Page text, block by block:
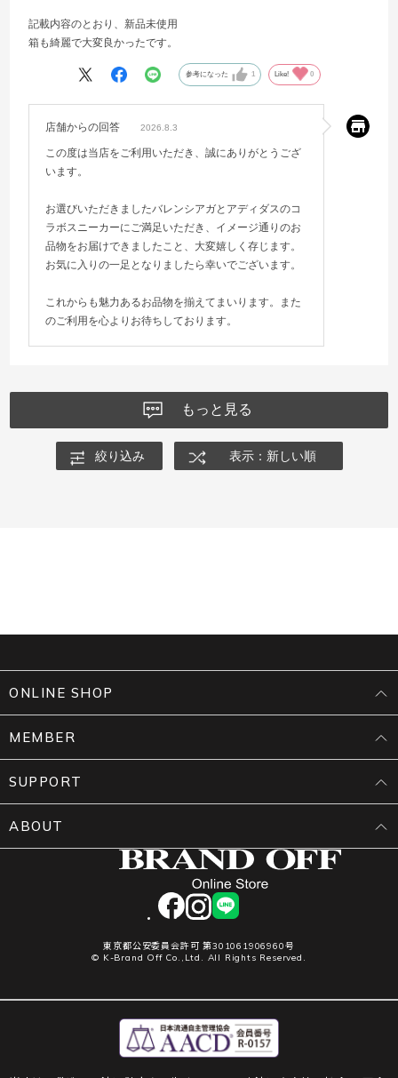
記載内容のとおり、新品未使用
箱も綺麗で大変良かったです。
参考になった 1 Like! 0
店舗からの回答 2026.8.3
この度は当店をご利用いただき、誠にありがとうござ
います。
お選びいただきましたバレンシアガとアディダスのコ
ラボスニーカーにご満足いただき、イメージ通りのお
品物をお届けできましたこと、大変嬉しく存じます。
お気に入りの一足となりましたら幸いでございます。
これからも魅力あるお品物を揃えてまいります。また
のご利用を心よりお待ちしております。
もっと見る
絞り込み 表示：新しい順
facebookinstagram
LINE
東京都公安委員会許可 第301061906960号
© K-Brand Off Co.,Ltd. All Rights Reserved.
ONLINE SHOP
MEMBER
SUPPORT
ABOUT